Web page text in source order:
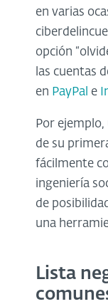
en varias
opción
las cuentas
en PayPal e
Por
de su
fácilmente
ingeniería
de
una
Lista